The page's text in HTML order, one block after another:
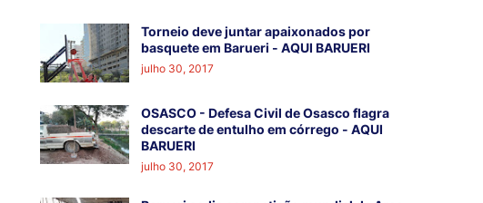
Torneio deve juntar apaixonados por
basquete em Barueri - AQUI BARUERI
julho 30, 2017
OSASCO - Defesa Civil de Osasco flagra
descarte de entulho em córrego - AQUI
BARUERI
julho 30, 2017